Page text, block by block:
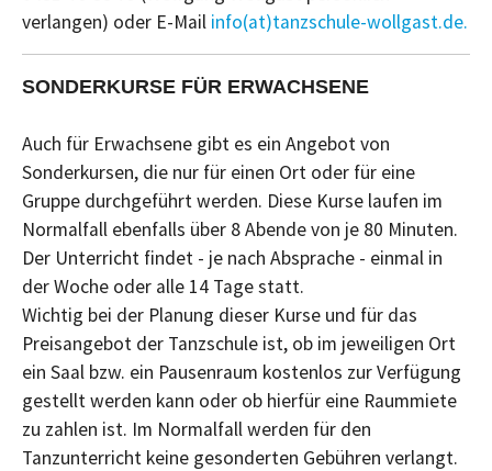
verlangen) oder E-Mail info(at)tanzschule-wollgast.de.
SONDERKURSE FÜR ERWACHSENE
Auch für Erwachsene gibt es ein Angebot von
Sonderkursen, die nur für einen Ort oder für eine
Gruppe durchgeführt werden. Diese Kurse laufen im
Normalfall ebenfalls über 8 Abende von je 80 Minuten.
Der Unterricht findet - je nach Absprache - einmal in
der Woche oder alle 14 Tage statt.
Wichtig bei der Planung dieser Kurse und für das
Preisangebot der Tanzschule ist, ob im jeweiligen Ort
ein Saal bzw. ein Pausenraum kostenlos zur Verfügung
gestellt werden kann oder ob hierfür eine Raummiete
zu zahlen ist. Im Normalfall werden für den
Tanzunterricht keine gesonderten Gebühren verlangt.